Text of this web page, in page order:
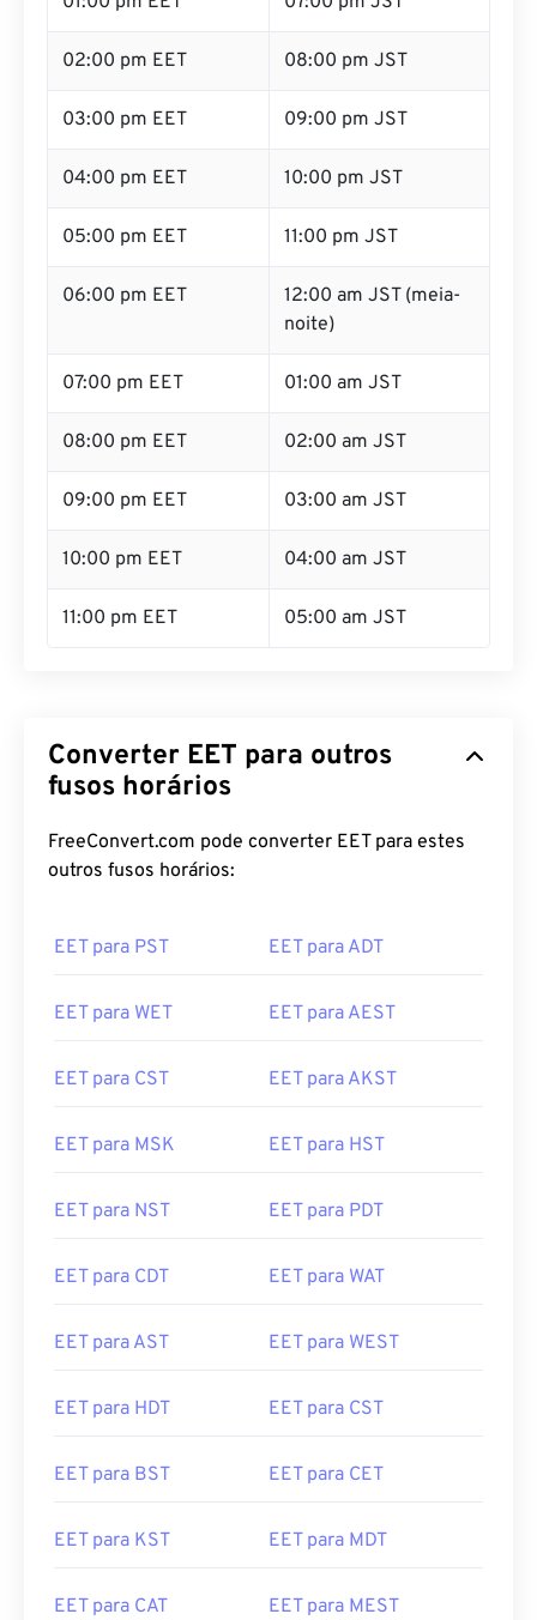
02:00 pm EET 08:00 pm JST
03:00 pm EET 09:00 pm JST
04:00 pm EET 10:00 pm JST
05:00 pm EET 11:00 pm JST
06:00 pm EET
12:00 am JST (meia-
noite)
07:00 pm EET 01:00 am JST
08:00 pm EET 02:00 am JST
09:00 pm EET 03:00 am JST
10:00 pm EET 04:00 am JST
11:00 pm EET 05:00 am JST
Converter EET para outros
fusos horários
FreeConvert.com pode converter EET para estes
outros fusos horários:
EET para PST EET para ADT
EET para WET EET para AEST
EET para CST EET para AKST
EET para MSK EET para HST
EET para NST EET para PDT
EET para CDT EET para WAT
EET para AST EET para WEST
EET para HDT EET para CST
EET para BST EET para CET
EET para KST EET para MDT
EET para CAT EET para MEST